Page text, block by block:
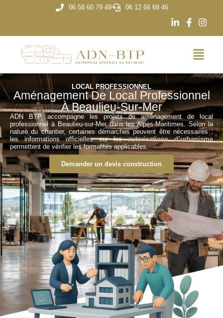
06 58 60 79 49 06 12 66 68 46
LOCAL PROFESSIONNEL
Aménagement De Local Professionnel
À Beaulieu-Sur-Mer
ADN BTP accompagne les projets de aménagement de local
professionnel à Beaulieu-sur-Mer dans les Alpes-Maritimes. Selon la
nature du chantier, certaines démarches peuvent être nécessaires ;
les informations officielles sur lesautorisations d’urbanisme
permettent de vérifier les formalités applicables.
Demander un devis construction